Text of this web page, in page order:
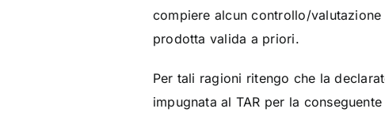
compiere alcun controllo/
prodotta valida a priori.
Per tali ragioni ritengo che la
impugnata al TAR per la